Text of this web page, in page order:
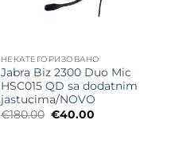
НЕКАТЕГОРИЗОВАНО
Jabra Biz 2300 Duo Mic
HSC015 QD sa dodatnim
jastucima/NOVO
€180.00 Originalna
€40.00Trenutna